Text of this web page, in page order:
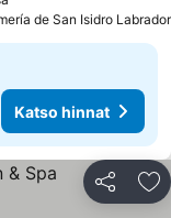
de San Isidro Labrador
Katso hinnat
Jaa